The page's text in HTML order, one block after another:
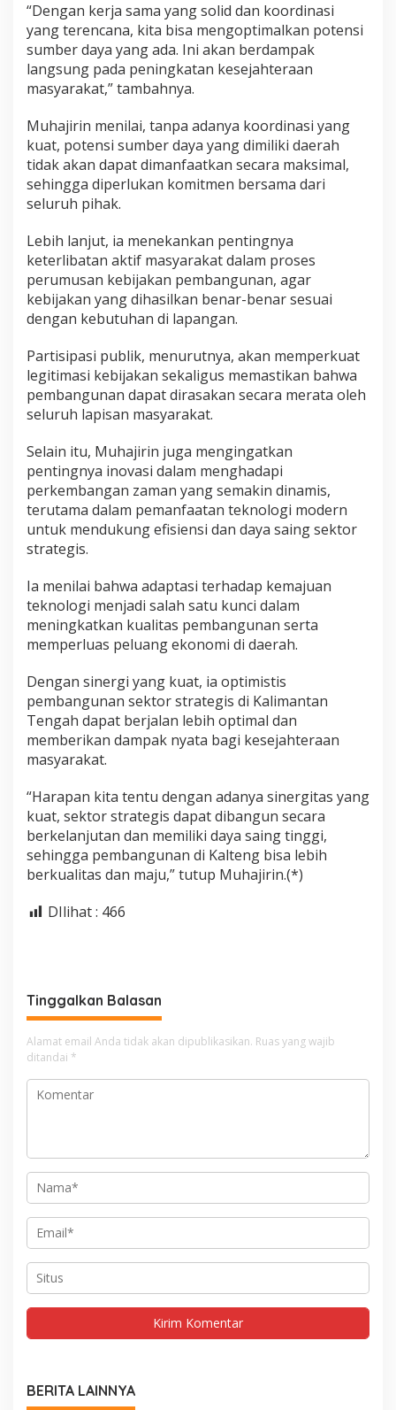
“Dengan kerja sama yang solid dan koordinasi
yang terencana, kita bisa mengoptimalkan potensi
sumber daya yang ada. Ini akan berdampak
langsung pada peningkatan kesejahteraan
masyarakat,” tambahnya.
Muhajirin menilai, tanpa adanya koordinasi yang
kuat, potensi sumber daya yang dimiliki daerah
tidak akan dapat dimanfaatkan secara maksimal,
sehingga diperlukan komitmen bersama dari
seluruh pihak.
Lebih lanjut, ia menekankan pentingnya
keterlibatan aktif masyarakat dalam proses
perumusan kebijakan pembangunan, agar
kebijakan yang dihasilkan benar-benar sesuai
dengan kebutuhan di lapangan.
Partisipasi publik, menurutnya, akan memperkuat
legitimasi kebijakan sekaligus memastikan bahwa
pembangunan dapat dirasakan secara merata oleh
seluruh lapisan masyarakat.
Selain itu, Muhajirin juga mengingatkan
pentingnya inovasi dalam menghadapi
perkembangan zaman yang semakin dinamis,
terutama dalam pemanfaatan teknologi modern
untuk mendukung efisiensi dan daya saing sektor
strategis.
Ia menilai bahwa adaptasi terhadap kemajuan
teknologi menjadi salah satu kunci dalam
meningkatkan kualitas pembangunan serta
memperluas peluang ekonomi di daerah.
Dengan sinergi yang kuat, ia optimistis
pembangunan sektor strategis di Kalimantan
Tengah dapat berjalan lebih optimal dan
memberikan dampak nyata bagi kesejahteraan
masyarakat.
“Harapan kita tentu dengan adanya sinergitas yang
kuat, sektor strategis dapat dibangun secara
berkelanjutan dan memiliki daya saing tinggi,
sehingga pembangunan di Kalteng bisa lebih
berkualitas dan maju,” tutup Muhajirin.(*)
DIlihat : 466
Tinggalkan Balasan
Alamat email Anda tidak akan dipublikasikan. Ruas yang wajib
ditandai *
BERITA LAINNYA